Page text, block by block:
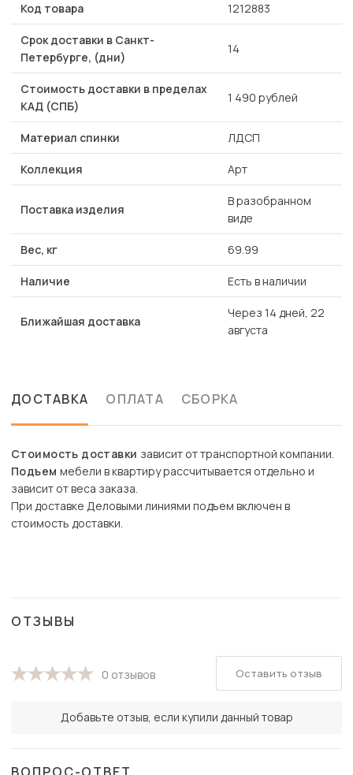
Код товара 1212883
Срок доставки в Санкт-
Петербурге, (дни)
14
Стоимость доставки в пределах
КАД (СПБ)
1 490 рублей
Материал спинки ЛДСП
Коллекция Арт
Поставка изделия
В разобранном
виде
Вес, кг 69.99
Наличие Есть в наличии
Ближайшая доставка
Через 14 дней, 22
августа
ДОСТАВКА ОПЛАТА СБОРКА
Стоимость доставки зависит от транспортной компании.
Подъем мебели в квартиру рассчитывается отдельно и
зависит от веса заказа.
При доставке Деловыми линиями подъем включен в
стоимость доставки.
ОТЗЫВЫ
0 отзывов
Добавьте отзыв, если купили данный товар
Оставить отзыв